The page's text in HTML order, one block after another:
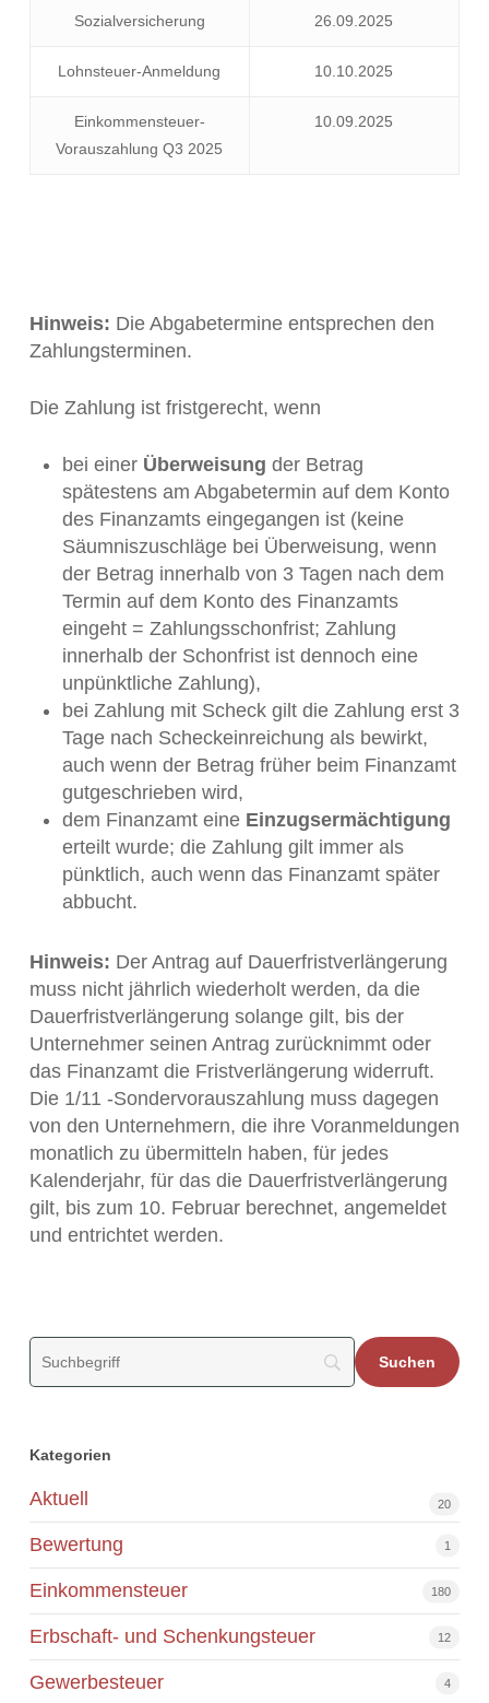
Sozialversicherung 26.09.2025
Lohnsteuer-Anmeldung 10.10.2025
Einkommensteuer-
Vorauszahlung Q3 2025
10.09.2025
Hinweis: Die Abgabetermine entsprechen den
Zahlungsterminen.
Die Zahlung ist fristgerecht, wenn
bei einer Überweisung der Betrag
spätestens am Abgabetermin auf dem Konto
des Finanzamts eingegangen ist (keine
Säumniszuschläge bei Überweisung, wenn
der Betrag innerhalb von 3 Tagen nach dem
Termin auf dem Konto des Finanzamts
eingeht = Zahlungsschonfrist; Zahlung
innerhalb der Schonfrist ist dennoch eine
unpünktliche Zahlung),
bei Zahlung mit Scheck gilt die Zahlung erst 3
Tage nach Scheckeinreichung als bewirkt,
auch wenn der Betrag früher beim Finanzamt
gutgeschrieben wird,
dem Finanzamt eine Einzugsermächtigung
erteilt wurde; die Zahlung gilt immer als
pünktlich, auch wenn das Finanzamt später
abbucht.
Hinweis: Der Antrag auf Dauerfristverlängerung
muss nicht jährlich wiederholt werden, da die
Dauerfristverlängerung solange gilt, bis der
Unternehmer seinen Antrag zurücknimmt oder
das Finanzamt die Fristverlängerung widerruft.
Die 1/11 -Sondervorauszahlung muss dagegen
von den Unternehmern, die ihre Voranmeldungen
monatlich zu übermitteln haben, für jedes
Kalenderjahr, für das die Dauerfristverlängerung
gilt, bis zum 10. Februar berechnet, angemeldet
und entrichtet werden.
Kategorien
Aktuell 20
Bewertung 1
Einkommensteuer 180
Erbschaft- und Schenkungsteuer 12
Gewerbesteuer 4